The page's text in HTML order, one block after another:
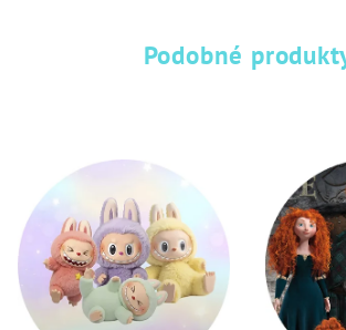
hvězdiček.
Podobné